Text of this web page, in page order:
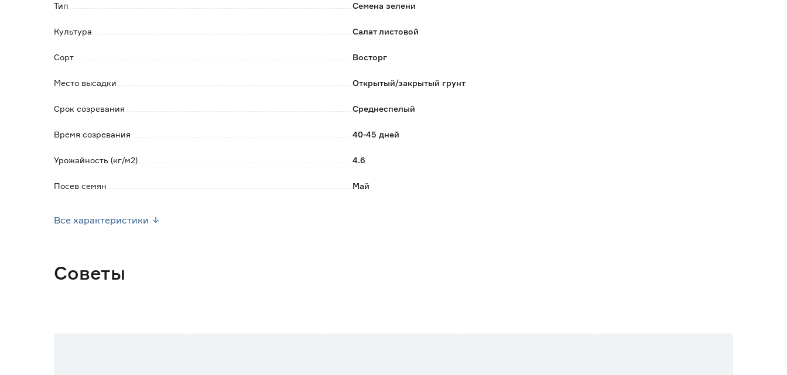
Тип Семена зелени
Культура Салат листовой
Сорт Восторг
Место высадки Открытый/закрытый грунт
Срок созревания Среднеспелый
Время созревания 40-45 дней
Урожайность (кг/м2) 4.6
Посев семян Май
Все характеристики
Советы